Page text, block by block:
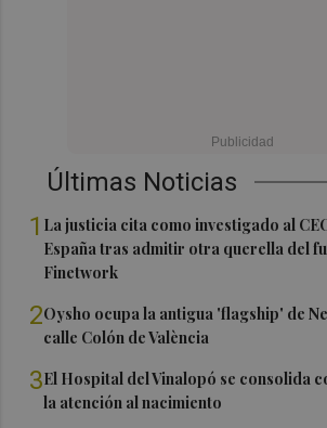
Últimas Noticias
1 La justicia cita como investigado al
España tras admitir otra querella del
Finetwork
2Oysho ocupa la antigua 'flagship' de
calle Colón de València
3El Hospital del Vinalopó se consolida
la atención al nacimiento